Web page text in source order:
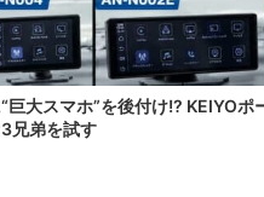
巨大スマホ”を後付け!? KEIYOポ
兄弟を試す